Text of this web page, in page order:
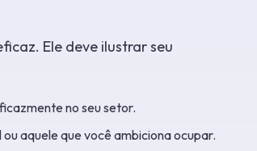
Ele deve ilustrar seu
no seu setor.
aquele que você ambiciona ocupar.